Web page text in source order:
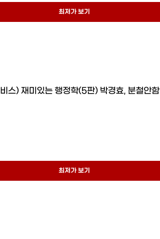
최저가 보기
스) 재미있는 행정학(5판) 박경효, 분철안함
최저가 보기